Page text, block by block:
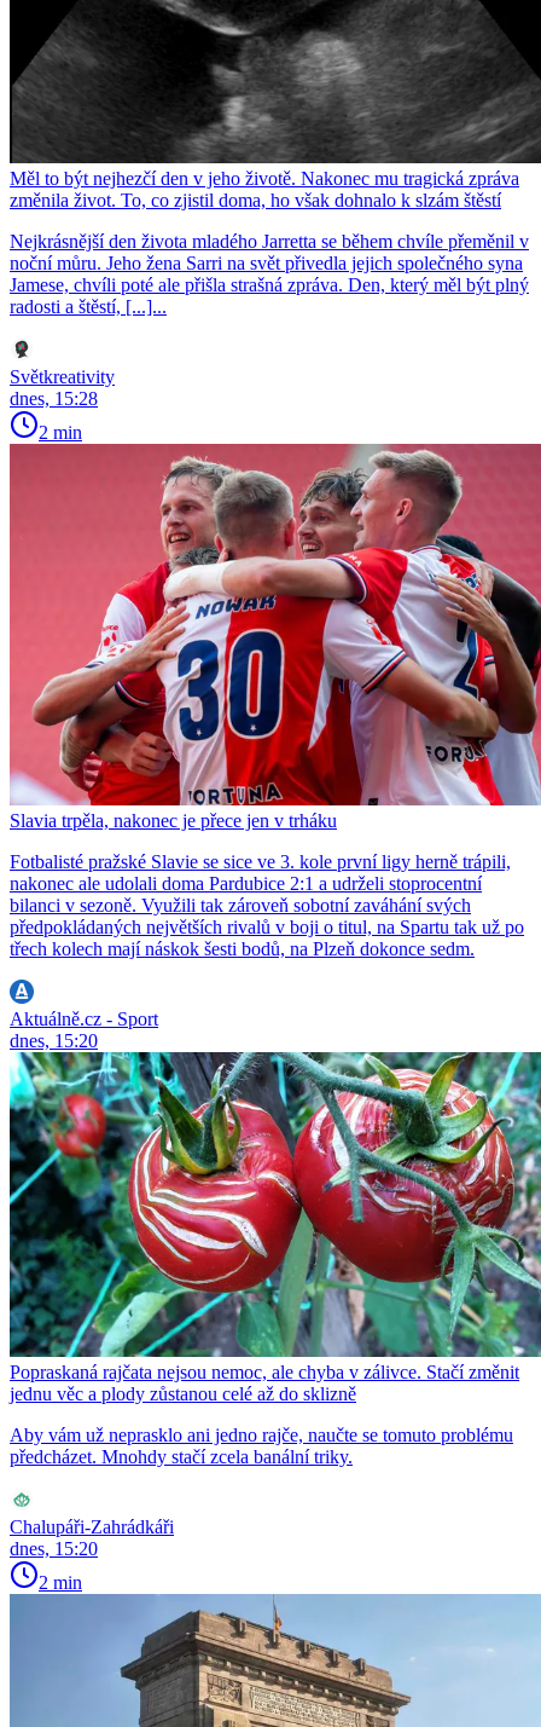
Měl to být nejhezčí den v jeho životě. Nakonec mu tragická zpráva
změnila život. To, co zjistil doma, ho však dohnalo k slzám štěstí
Nejkrásnější den života mladého Jarretta se během chvíle přeměnil v
noční můru. Jeho žena Sarri na svět přivedla jejich společného syna
Jamese, chvíli poté ale přišla strašná zpráva. Den, který měl být plný
radosti a štěstí, [...]...
Světkreativity
dnes, 15:28
2 min
Slavia trpěla, nakonec je přece jen v trháku
Fotbalisté pražské Slavie se sice ve 3. kole první ligy herně trápili,
nakonec ale udolali doma Pardubice 2:1 a udrželi stoprocentní
bilanci v sezoně. Využili tak zároveň sobotní zaváhání svých
předpokládaných největších rivalů v boji o titul, na Spartu tak už po
třech kolech mají náskok šesti bodů, na Plzeň dokonce sedm.
Aktuálně.cz - Sport
dnes, 15:20
Popraskaná rajčata nejsou nemoc, ale chyba v zálivce. Stačí změnit
jednu věc a plody zůstanou celé až do sklizně
Aby vám už neprasklo ani jedno rajče, naučte se tomuto problému
předcházet. Mnohdy stačí zcela banální triky.
Chalupáři-Zahrádkáři
dnes, 15:20
2 min